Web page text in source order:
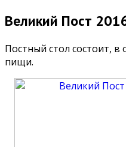
Великий Пост
Постный стол состоит,
пищи.